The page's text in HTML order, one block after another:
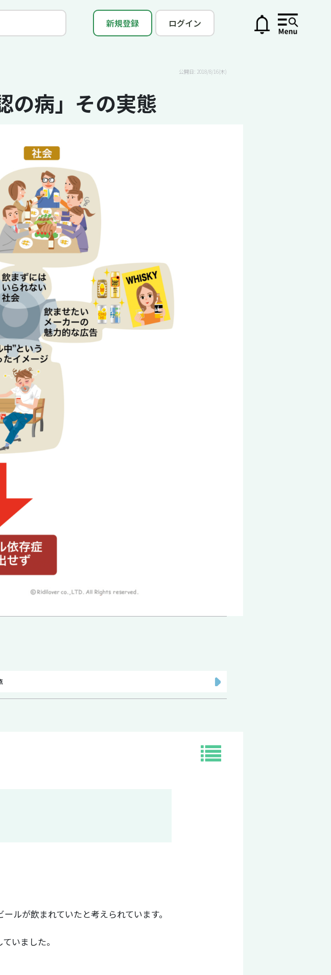
新規登録 ログイン
公開日: 2018/8/16(木)
の病」その実態
ルが飲まれていたと考えられています。
いました。